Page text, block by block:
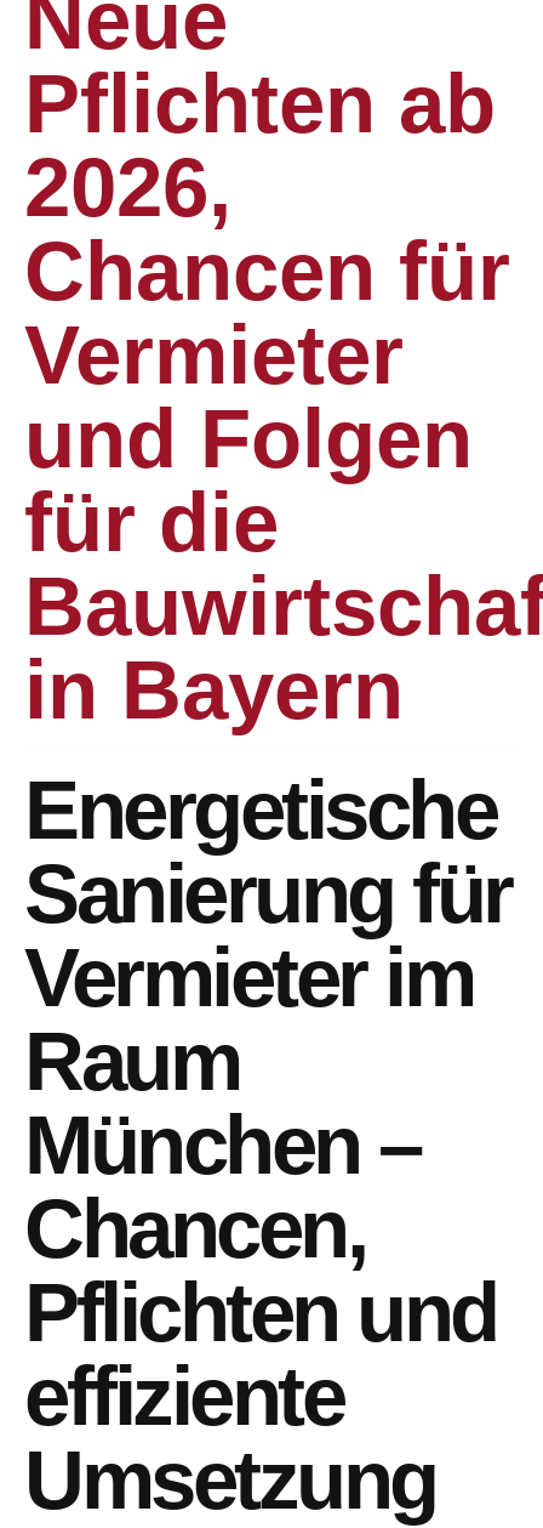
Neue
Pflichten ab
2026,
Chancen für
Vermieter
und Folgen
für die
in Bayern
Energetische
Sanierung für
Vermieter im
Raum
München –
Chancen,
Pflichten und
effiziente
Umsetzung